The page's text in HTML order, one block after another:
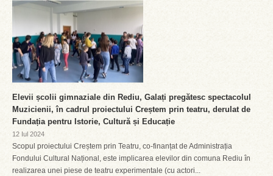
Elevii școlii gimnaziale din Rediu, Galați pregătesc spectacolul
Muzicienii, în cadrul proiectului Creștem prin teatru, derulat de
Fundația pentru Istorie, Cultură și Educație
12 Iul 2024
Scopul proiectului Creștem prin Teatru, co-finanțat de Administrația
Fondului Cultural Național, este implicarea elevilor din comuna Rediu în
realizarea unei piese de teatru experimentale (cu actori...